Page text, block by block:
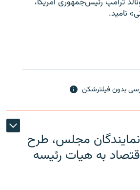
نامید.
بدون فیلترشکن
مجلس، طرح
به هیات رئیسه